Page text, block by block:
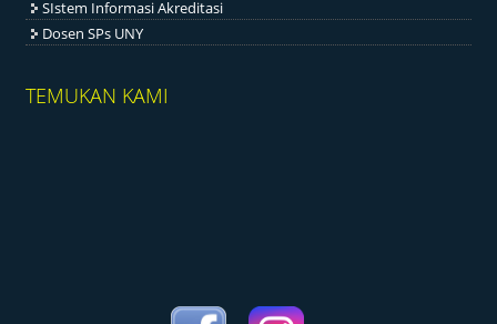
SIstem Informasi Akreditasi
Dosen SPs UNY
TEMUKAN KAMI